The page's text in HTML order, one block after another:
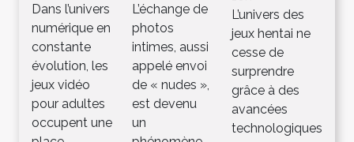
Dans l’univers
numérique en
constante
évolution, les
jeux vidéo
pour adultes
occupent une
L’échange de
photos
intimes, aussi
appelé envoi
de « nudes »,
est devenu
un
L’univers des
jeux hentai ne
cesse de
surprendre
grâce à des
avancées
technologiques